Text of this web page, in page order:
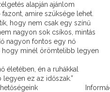
alapján ajánlom
amire szüksége lehet.
hogy nem csak egy színű
nagyon sok csíkos, mintás
nagyon fontos egy nő
hogy minél örömtelibb legyen
életében, én a ruhákkal
ez az időszak.”